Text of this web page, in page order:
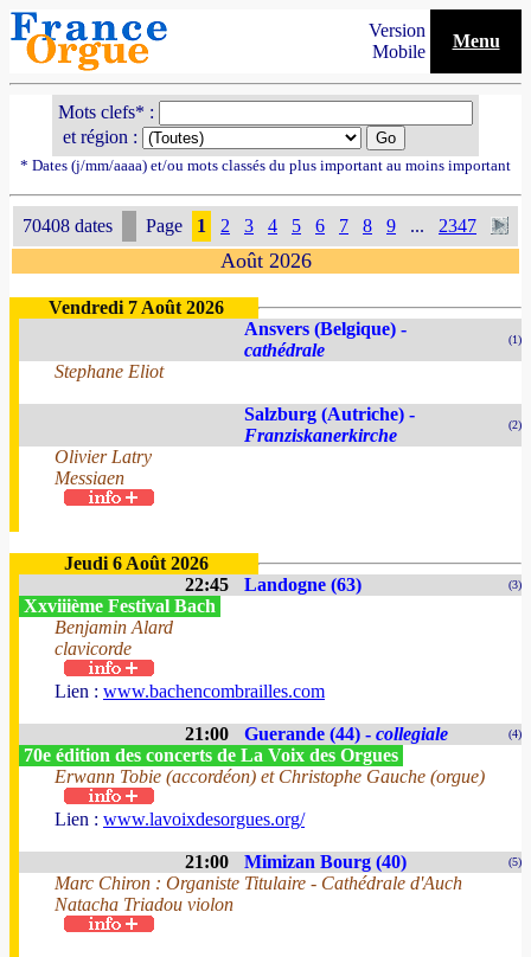
Version
Mobile
Menu
Mots clefs* :
et région :
* Dates (j/mm/aaaa) et/ou mots classés du plus important au moins important
70408 dates Page 1 2 3 4 5 6 7 8 9 ... 2347
Août 2026
Vendredi 7 Août 2026
Ansvers (Belgique) -
cathédrale
(1)
Stephane Eliot
Salzburg (Autriche) -
Franziskanerkirche
(2)
Olivier Latry
Messiaen
Jeudi 6 Août 2026
22:45
Landogne (63) (3)
Xxviiième Festival Bach
Benjamin Alard
clavicorde
Lien : www.bachencombrailles.com
21:00 Guerande (44) - collegiale (4)
70e édition des concerts de La Voix des Orgues
Erwann Tobie (accordéon) et Christophe Gauche (orgue)
Lien : www.lavoixdesorgues.org/
21:00 Mimizan Bourg (40) (5)
Marc Chiron : Organiste Titulaire - Cathédrale d'Auch
Natacha Triadou violon